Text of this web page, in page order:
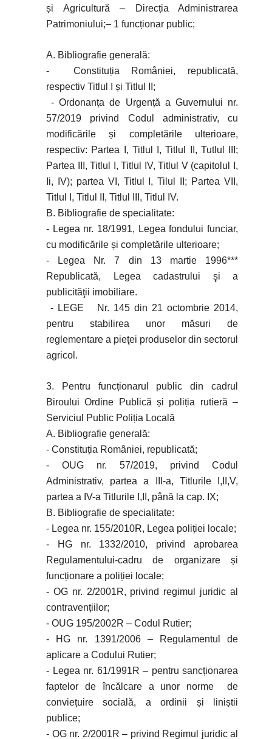
și Agricultură – Direcția Administrarea
Patrimoniului;– 1 funcționar public;
A. Bibliografie generală:
- Constituția României, republicată,
respectiv Titlul I și Titlul II;
- Ordonanța de Urgență a Guvernului nr.
57/2019 privind Codul administrativ, cu
modificările și completările ulterioare,
respectiv: Partea I, Titlul I, Titlul II, Tutlul III;
Partea III, Titlul I, Titlul IV, Titlul V (capitolul I,
Ii, IV); partea VI, Titlul I, Tilul II; Partea VII,
Titlul I, Titlul II, Titlul III, Titlul IV.
B. Bibliografie de specialitate:
- Legea nr. 18/1991, Legea fondului funciar,
cu modificările și completările ulterioare;
- Legea Nr. 7 din 13 martie 1996***
Republicată, Legea cadastrului şi a
publicităţii imobiliare.
- LEGE Nr. 145 din 21 octombrie 2014,
pentru stabilirea unor măsuri de
reglementare a pieţei produselor din sectorul
agricol.
3. Pentru funcționarul public din cadrul
Biroului Ordine Publică și poliția rutieră –
Serviciul Public Poliția Locală
A. Bibliografie generală:
- Constituția României, republicată;
- OUG nr. 57/2019, privind Codul
Administrativ, partea a III-a, Titlurile I,II,V,
partea a IV-a Titlurile I,II, până la cap. IX;
B. Bibliografie de specialitate:
- Legea nr. 155/2010R, Legea poliției locale;
- HG nr. 1332/2010, privind aprobarea
Regulamentului-cadru de organizare și
funcționare a poliției locale;
- OG nr. 2/2001R, privind regimul juridic al
contravențiilor;
- OUG 195/2002R – Codul Rutier;
- HG nr. 1391/2006 – Regulamentul de
aplicare a Codului Rutier;
- Legea nr. 61/1991R – pentru sancționarea
faptelor de încălcare a unor norme de
conviețuire socială, a ordinii și liniștii
publice;
- OG nr. 2/2001R – privind Regimul juridic al